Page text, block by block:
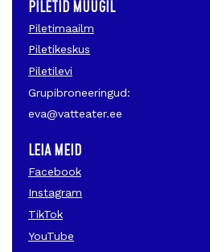
PILETID MÜÜGIL
Piletimaailm
Piletikeskus
Piletilevi
Grupibroneeringud:
eva@vatteater.ee
LEIA MEID
Facebook
Instagram
TikTok
YouTube